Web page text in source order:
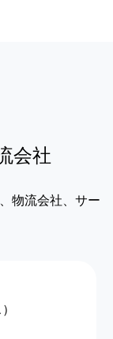
会社
物流会社、サー